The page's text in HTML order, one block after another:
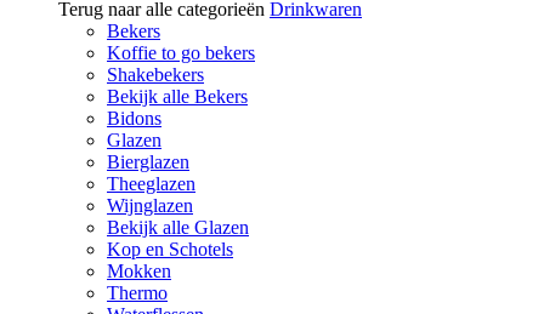
Terug naar alle categorieën Drinkwaren
Bekers
Koffie to go bekers
Shakebekers
Bekijk alle Bekers
Bidons
Glazen
Bierglazen
Theeglazen
Wijnglazen
Bekijk alle Glazen
Kop en Schotels
Mokken
Thermo